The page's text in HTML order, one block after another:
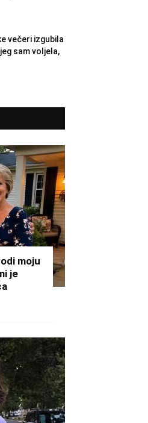
večeri izgubila
sam voljela,
moju
je